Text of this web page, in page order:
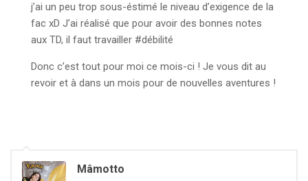
j’ai un peu trop sous-éstimé le niveau d’exigence de la
fac xD J’ai réalisé que pour avoir des bonnes notes
aux TD, il faut travailler #débilité
Donc c’est tout pour moi ce mois-ci ! Je vous dit au
revoir et à dans un mois pour de nouvelles aventures !
Mâmotto